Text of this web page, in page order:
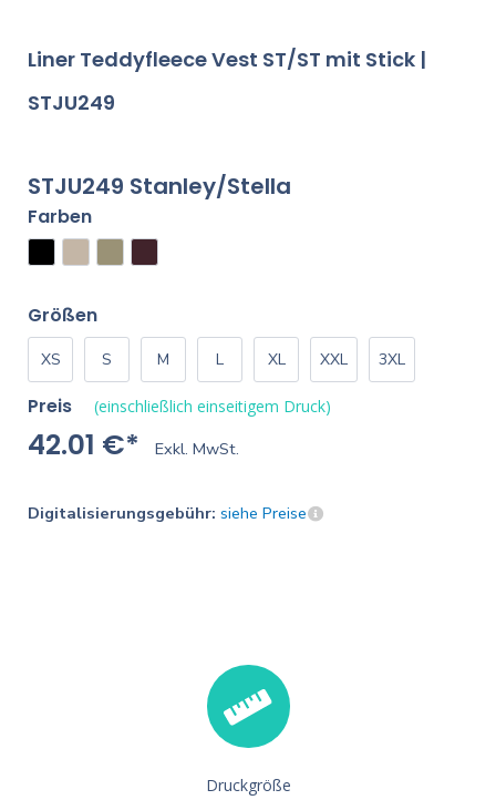
Liner Teddyfleece Vest ST/ST mit Stick |
STJU249
STJU249 Stanley/Stella
Farben
Größen
XS S M L XL XXL 3XL
Preis (einschließlich einseitigem Druck)
42.01 €* Exkl. MwSt.
Digitalisierungsgebühr: siehe Preise
Druckgröße